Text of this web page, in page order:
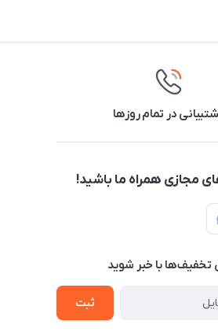
در تمام روزها
مجازی همراه ما باشید!
تخفیف‌ها با‌ خبر شوید
ثبت